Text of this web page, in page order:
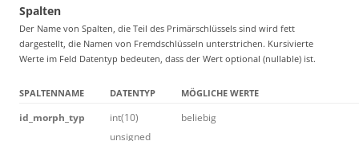
Spalten
Der Name von Spalten, die Teil des Primärschlüssels sind wird fett
dargestellt, die Namen von Fremdschlüsseln unterstrichen. Kursivierte
Werte im Feld Datentyp bedeuten, dass der Wert optional (nullable) ist.
SPALTENNAME DATENTYP MÖGLICHE WERTE
id_morph_typ
int(10)
unsigned
beliebig